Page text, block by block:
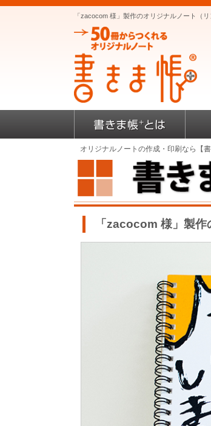
「zacocom 様」製作のオリジナルノート（
オリジナルノートの作成・印刷なら【書
「zacocom 様」製